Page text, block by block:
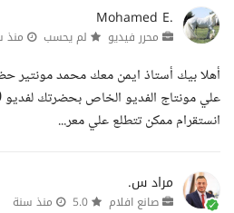
Mohamed E.
محرر فيديو لم يحسب منذ
أهلا بيك أستاذ ايمن معك محمد مونتير
انستقرام ممكن تتطلع علي معر...
مراد س.
صانع افلام منذ سنة